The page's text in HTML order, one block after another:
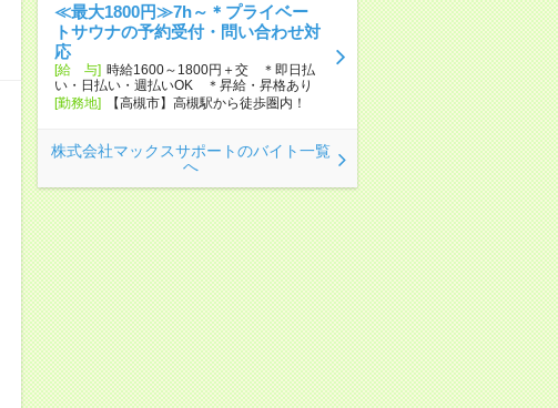
≪最大1800円≫7h～＊プライベー
トサウナの予約受付・問い合わせ対
応
[給 与] 時給1600～1800円＋交 ＊即日払
い・日払い・週払いOK ＊昇給・昇格あり
[勤務地]
【高槻市】高槻駅から徒歩圏内！
株式会社マックスサポートのバイト一覧
へ